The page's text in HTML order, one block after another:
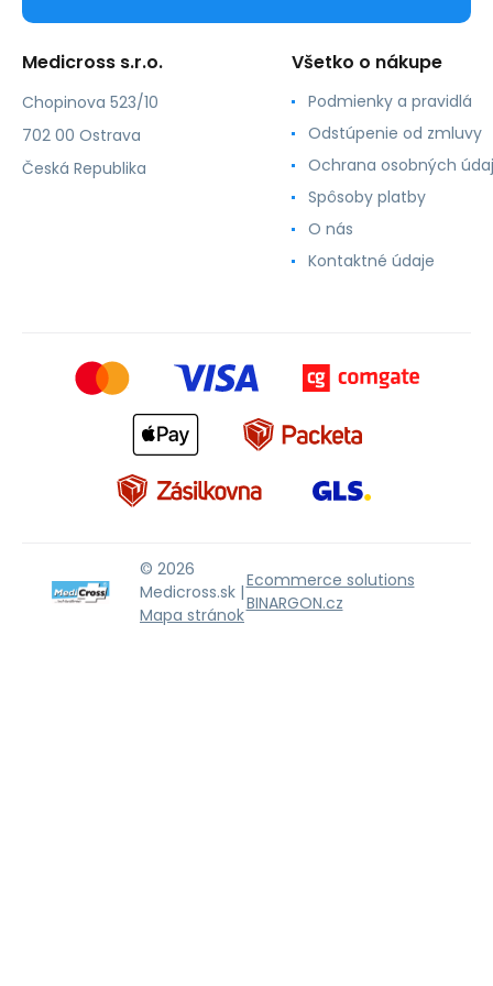
Medicross s.r.o.
Chopinova 523/10
702 00 Ostrava
Česká Republika
Všetko o nákupe
Podmienky a pravidlá
Odstúpenie od zmluvy
Ochrana osobných
Spôsoby platby
O nás
Kontaktné údaje
© 2026
Medicross.sk |
Mapa stránok
Ecommerce solutions
BINARGON.cz